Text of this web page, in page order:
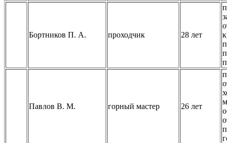
Бортников П. А. проходчик 28 лет
Павлов В. М. горный мастер 26 лет